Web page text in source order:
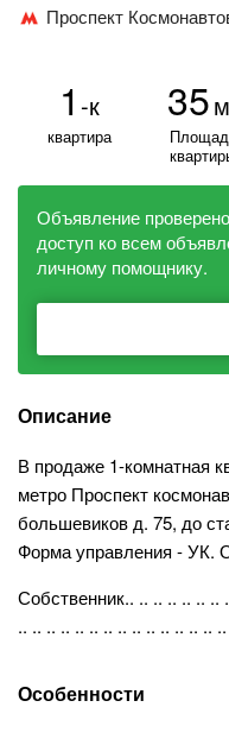
Проспект
1 -к
квартира
35м
Объявление
доступ ко всем
личному помощнику.
Описание
В продаже 1-комнатная
метро Проспект
большевиков д. 75, до
Форма управления - УК.
Собственник.. .. .. .. .. .. ..
.. .. .. .. .. .. .. .. .. .. .. .. .. ..
Особенности